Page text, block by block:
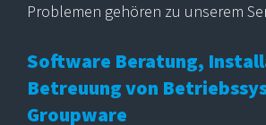
Problemen gehören zu unserem
Software Beratung,
Betreuung von
Groupware